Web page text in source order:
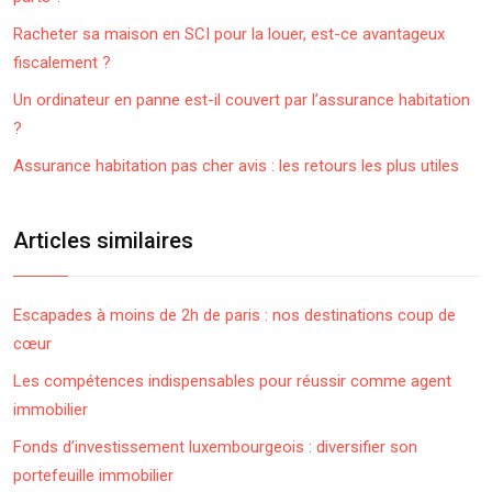
Racheter sa maison en SCI pour la louer, est-ce avantageux
fiscalement ?
Un ordinateur en panne est-il couvert par l’assurance habitation
?
Assurance habitation pas cher avis : les retours les plus utiles
Articles similaires
Escapades à moins de 2h de paris : nos destinations coup de
cœur
Les compétences indispensables pour réussir comme agent
immobilier
Fonds d’investissement luxembourgeois : diversifier son
portefeuille immobilier